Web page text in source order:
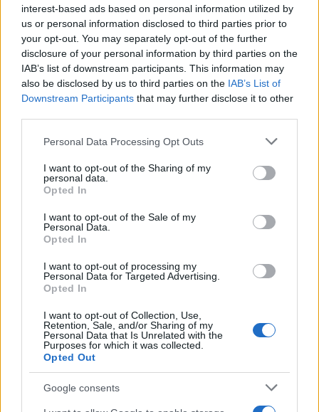
interest-based ads based on personal information utilized by
us or personal information disclosed to third parties prior to
your opt-out. You may separately opt-out of the further
disclosure of your personal information by third parties on the
IAB’s list of downstream participants. This information may
also be disclosed by us to third parties on the IAB’s List of
Downstream Participants that may further disclose it to other
Please note that this website/app uses one or more Google
not limited to your visit or usage behaviour. You may click to
grant or deny consent to Google and its third-party tags to
use your data for below specified purposes in below Google
consent section.
Personal Data Processing Opt Outs
I want to opt-out of the Sharing of my
personal data.
Opted In
I want to opt-out of the Sale of my
Personal Data.
Opted In
I want to opt-out of processing my
Personal Data for Targeted Advertising.
Opted In
I want to opt-out of Collection, Use,
Retention, Sale, and/or Sharing of my
Personal Data that Is Unrelated with the
Purposes for which it was collected.
Opted Out
Google consents
2000 /2000
Υποβολή σχολίου
Όροι Χρήσης. Το site προστατεύεται από reCAPTCHA, ισχύουν
ΓΡΗΓΟΡΗΣ ΒΑΛΤΙΝΟΣ
Ακολουθήστε το Νewsit.gr στο
τελευταία νέατης ημέρας
Πιο δημοφιλή
Έφυγαν οι συνεργάτες, μένει η Μαρία